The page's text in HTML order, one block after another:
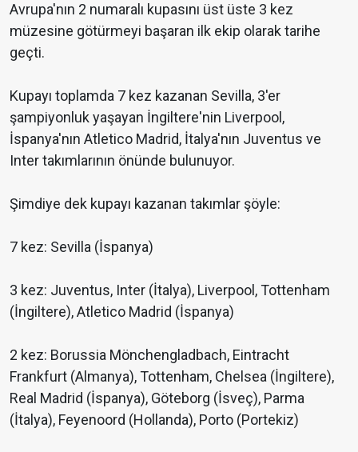
Avrupa'nın 2 numaralı kupasını üst üste 3 kez
müzesine götürmeyi başaran ilk ekip olarak tarihe
geçti.
Kupayı toplamda 7 kez kazanan Sevilla, 3'er
şampiyonluk yaşayan İngiltere'nin Liverpool,
İspanya'nın Atletico Madrid, İtalya'nın Juventus ve
Inter takımlarının önünde bulunuyor.
Şimdiye dek kupayı kazanan takımlar şöyle:
7 kez: Sevilla (İspanya)
3 kez: Juventus, Inter (İtalya), Liverpool, Tottenham
(İngiltere), Atletico Madrid (İspanya)
2 kez: Borussia Mönchengladbach, Eintracht
Frankfurt (Almanya), Tottenham, Chelsea (İngiltere),
Real Madrid (İspanya), Göteborg (İsveç), Parma
(İtalya), Feyenoord (Hollanda), Porto (Portekiz)